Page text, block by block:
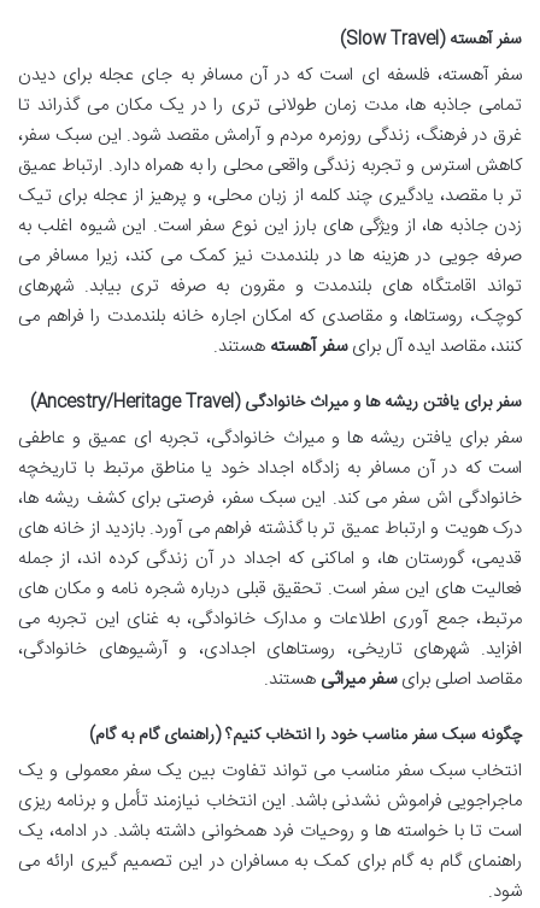
سفر آهسته (Slow Travel)
سفر آهسته، فلسفه ای است که در آن مسافر به جای عجله برای دیدن
تمامی جاذبه ها، مدت زمان طولانی تری را در یک مکان می گذراند تا
غرق در فرهنگ، زندگی روزمره مردم و آرامش مقصد شود. این سبک سفر،
کاهش استرس و تجربه زندگی واقعی محلی را به همراه دارد. ارتباط عمیق
تر با مقصد، یادگیری چند کلمه از زبان محلی، و پرهیز از عجله برای تیک
زدن جاذبه ها، از ویژگی های بارز این نوع سفر است. این شیوه اغلب به
صرفه جویی در هزینه ها در بلندمدت نیز کمک می کند، زیرا مسافر می
تواند اقامتگاه های بلندمدت و مقرون به صرفه تری بیابد. شهرهای
کوچک، روستاها، و مقاصدی که امکان اجاره خانه بلندمدت را فراهم می
کنند، مقاصد ایده آل برایسفر آهسته هستند.
سفر برای یافتن ریشه ها و میراث خانوادگی (Ancestry/Heritage Travel)
سفر برای یافتن ریشه ها و میراث خانوادگی، تجربه ای عمیق و عاطفی
است که در آن مسافر به زادگاه اجداد خود یا مناطق مرتبط با تاریخچه
خانوادگی اش سفر می کند. این سبک سفر، فرصتی برای کشف ریشه ها،
درک هویت و ارتباط عمیق تر با گذشته فراهم می آورد. بازدید از خانه های
قدیمی، گورستان ها، و اماکنی که اجداد در آن زندگی کرده اند، از جمله
فعالیت های این سفر است. تحقیق قبلی درباره شجره نامه و مکان های
مرتبط، جمع آوری اطلاعات و مدارک خانوادگی، به غنای این تجربه می
افزاید. شهرهای تاریخی، روستاهای اجدادی، و آرشیوهای خانوادگی،
مقاصد اصلی برایسفر میراثی هستند.
چگونه سبک سفر مناسب خود را انتخاب کنیم؟ (راهنمای گام به گام)
انتخاب سبک سفر مناسب می تواند تفاوت بین یک سفر معمولی و یک
ماجراجویی فراموش نشدنی باشد. این انتخاب نیازمند تأمل و برنامه ریزی
است تا با خواسته ها و روحیات فرد همخوانی داشته باشد. در ادامه، یک
راهنمای گام به گام برای کمک به مسافران در این تصمیم گیری ارائه می
شود.